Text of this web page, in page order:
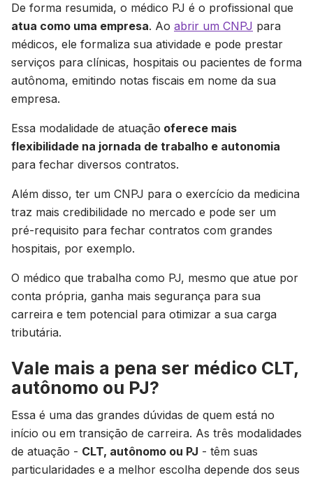
De forma resumida, o médico PJ é o profissional que
atua como uma empresa. Ao abrir um CNPJ para
médicos, ele formaliza sua atividade e pode prestar
serviços para clínicas, hospitais ou pacientes de forma
autônoma, emitindo notas fiscais em nome da sua
empresa.
Essa modalidade de atuação oferece mais
flexibilidade na jornada de trabalho e autonomia
para fechar diversos contratos.
Além disso, ter um CNPJ para o exercício da medicina
traz mais credibilidade no mercado e pode ser um
pré-requisito para fechar contratos com grandes
hospitais, por exemplo.
O médico que trabalha como PJ, mesmo que atue por
conta própria, ganha mais segurança para sua
carreira e tem potencial para otimizar a sua carga
tributária.
Vale mais a pena ser médico CLT,
autônomo ou PJ?
Essa é uma das grandes dúvidas de quem está no
início ou em transição de carreira. As três modalidades
de atuação - CLT, autônomo ou PJ - têm suas
particularidades e a melhor escolha depende dos seus